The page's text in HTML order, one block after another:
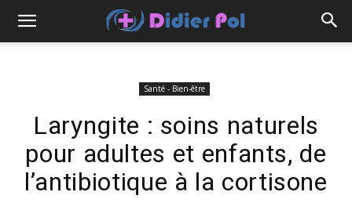
Santé - Bien-être
Laryngite : soins naturels
pour adultes et enfants, de
l’antibiotique à la cortisone